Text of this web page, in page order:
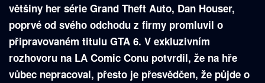
většiny her série Grand Theft Auto, Dan Houser,
poprvé od svého odchodu z firmy promluvil o
připravovaném titulu GTA 6. V exkluzivním
rozhovoru na LA Comic Conu potvrdil, že na hře
vůbec nepracoval, přesto je přesvědčen, že půjde o